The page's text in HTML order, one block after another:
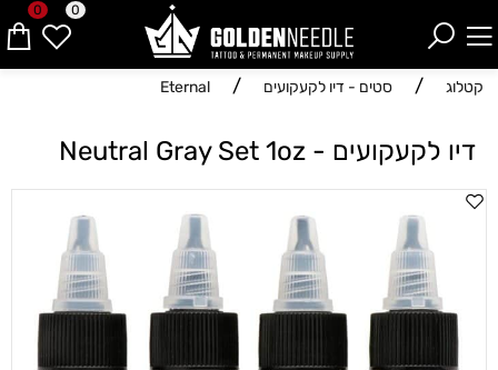
0 0
קטלוג / סטים - דיו לקעקועים /
Eternal
דיו לקעקועים - Neutral Gray Set 1oz